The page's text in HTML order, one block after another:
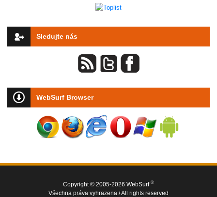
Sledujte nás
WebSurf Browser
Copyright © 2005-2026 WebSurf ®
Všechna práva vyhrazena / All rights reserved